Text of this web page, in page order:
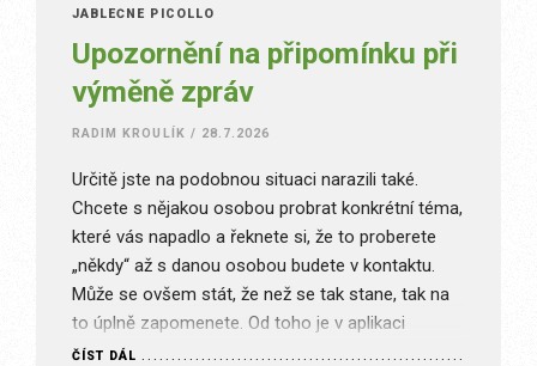
JABLEČNÉ PICOLLO
Upozornění na připomínku při
výměně zpráv
RADIM KROULÍK / 28.7.2026
Určitě jste na podobnou situaci narazili také.
Chcete s nějakou osobou probrat konkrétní téma,
které vás napadlo a řeknete si, že to proberete
„někdy“ až s danou osobou budete v kontaktu.
Může se ovšem stát, že než se tak stane, tak na
to úplně zapomenete. Od toho je v aplikaci
Připomínky funkce Při výměně zpráv….
ČÍST DÁL